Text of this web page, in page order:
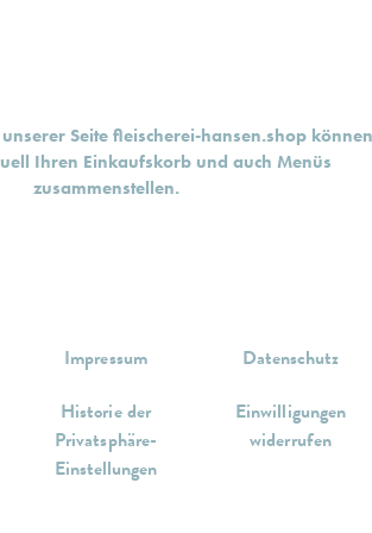
Seite fleischerei-hansen.shopkönnen
Ihren Einkaufskorb und auch Menüs
zusammenstellen.
Impressum
Datenschutz
Historie der
Privatsphäre-
Einstellungen
Einwilligungen
widerrufen